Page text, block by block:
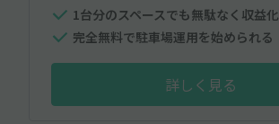
1台分のスペースでも無駄なく収益化
完全無料で駐車場運用を始められる
詳しく見る